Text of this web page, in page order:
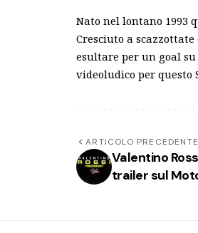
Nato nel lontano 1993
Cresciuto a
esultare per un goal su
videoludico per questo
ARTICOLO PRECEDENTE
Valentino
trailer sul